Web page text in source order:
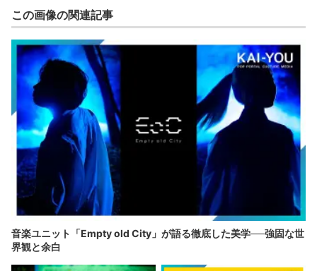
この画像の関連記事
音楽ユニット「Empty old City」が語る徹底した美学──強固な世
界観と余白